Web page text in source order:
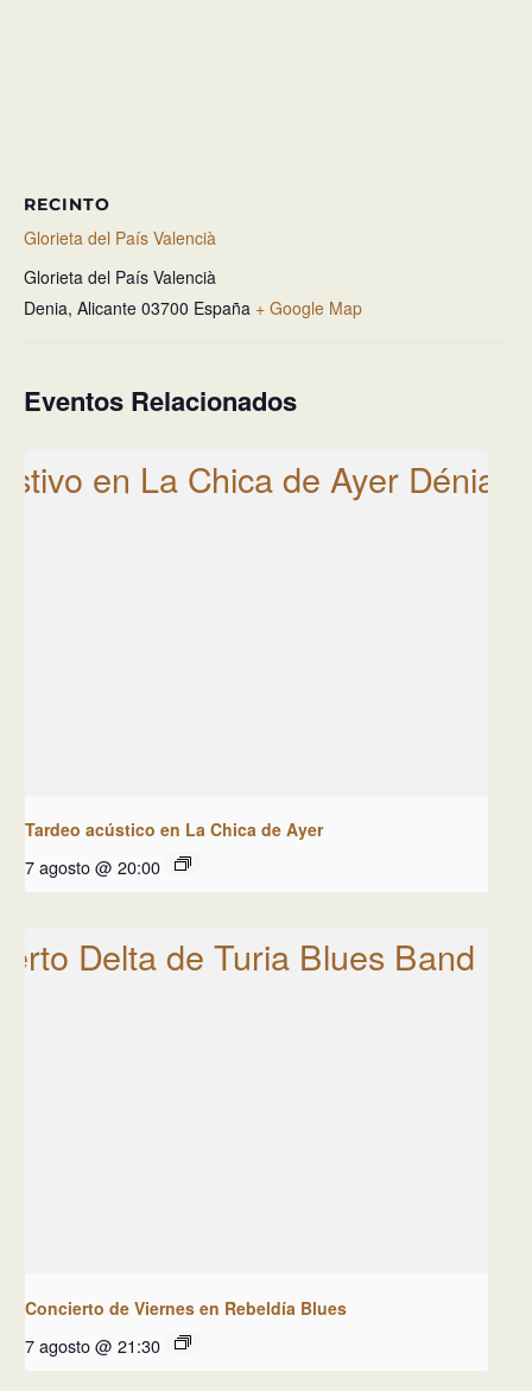
RECINTO
Glorieta del País Valencià
Glorieta del País Valencià
Denia, Alicante 03700 España + Google Map
Eventos Relacionados
Tardeo acústico en La Chica de Ayer
7 agosto @ 20:00
Concierto de Viernes en Rebeldía Blues
7 agosto @ 21:30